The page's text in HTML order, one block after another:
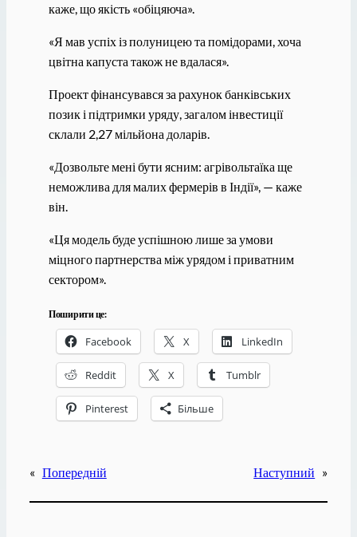
каже, що якість «обіцяюча».
«Я мав успіх із полуницею та помідорами, хоча
цвітна капуста також не вдалася».
Проект фінансувався за рахунок банківських
позик і підтримки уряду, загалом інвестиції
склали 2,27 мільйона доларів.
«Дозвольте мені бути ясним: агрівольтаїка ще
неможлива для малих фермерів в Індії», — каже
він.
«Ця модель буде успішною лише за умови
міцного партнерства між урядом і приватним
сектором».
Поширити це:
Facebook X LinkedIn
Reddit X Tumblr
Pinterest Більше
« Попередній Наступний »